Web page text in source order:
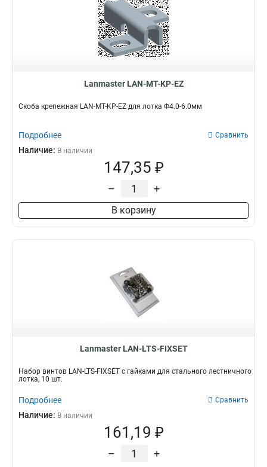
Lanmaster LAN-MT-KP-EZ
Скоба крепежная LAN-MT-KP-EZ для лотка Ф4.0-6.0мм
Подробнее Сравнить
Наличие: В наличии
147,35 ₽
– +
В корзину
Lanmaster LAN-LTS-FIXSET
Набор винтов LAN-LTS-FIXSET с гайками для стального лестничного
лотка, 10 шт.
Подробнее Сравнить
Наличие: В наличии
161,19 ₽
– +